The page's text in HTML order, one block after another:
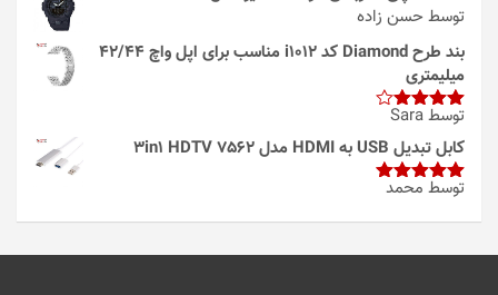
توسط حسن زاده
بند طرح Diamond کد i1012 مناسب برای اپل واچ 42/44
میلیمتری
امتیاز4
از 5
توسط Sara
کابل تبدیل USB به HDMI مدل 3in1 HDTV 7562
امتیاز5از
توسط محمد